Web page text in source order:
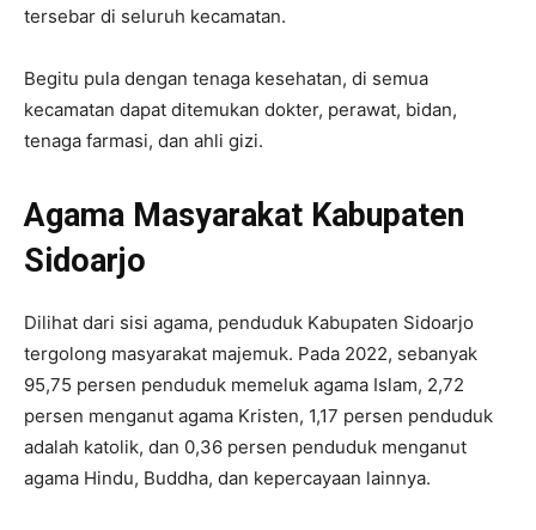
tersebar di seluruh kecamatan.
Begitu pula dengan tenaga kesehatan, di semua
kecamatan dapat ditemukan dokter, perawat, bidan,
tenaga farmasi, dan ahli gizi.
Agama Masyarakat Kabupaten
Sidoarjo
Dilihat dari sisi agama, penduduk Kabupaten Sidoarjo
tergolong masyarakat majemuk. Pada 2022, sebanyak
95,75 persen penduduk memeluk agama Islam, 2,72
persen menganut agama Kristen, 1,17 persen penduduk
adalah katolik, dan 0,36 persen penduduk menganut
agama Hindu, Buddha, dan kepercayaan lainnya.